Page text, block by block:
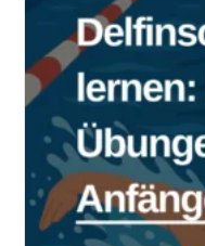
–
So
Nutzt
Dein
Volles
Potenzial!